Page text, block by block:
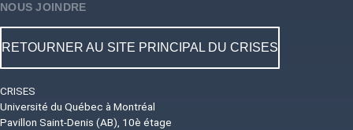
NOUS JOINDRE
RETOURNER AU SITE PRINCIPAL DU CRISES
CRISES
Université du Québec à Montréal
Pavillon Saint-Denis (AB), 10è étage